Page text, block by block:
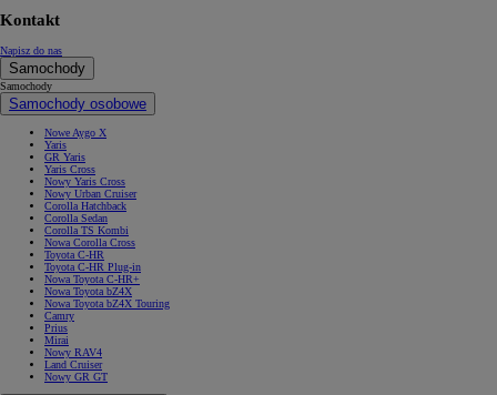
Kontakt
Napisz do nas
Samochody
Samochody
Samochody osobowe
Nowe Aygo X
Yaris
GR Yaris
Yaris Cross
Nowy Yaris Cross
Nowy Urban Cruiser
Corolla Hatchback
Corolla Sedan
Corolla TS Kombi
Nowa Corolla Cross
Toyota C-HR
Toyota C-HR Plug-in
Nowa Toyota C-HR+
Nowa Toyota bZ4X
Nowa Toyota bZ4X Touring
Camry
Prius
Mirai
Nowy RAV4
Land Cruiser
Nowy GR GT